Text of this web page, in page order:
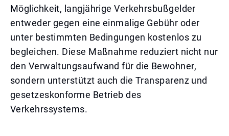
Möglichkeit, langjährige Verkehrsbußgelder
entweder gegen eine einmalige Gebühr oder
unter bestimmten Bedingungen kostenlos zu
begleichen. Diese Maßnahme reduziert nicht nur
den Verwaltungsaufwand für die Bewohner,
sondern unterstützt auch die Transparenz und
gesetzeskonforme Betrieb des
Verkehrssystems.